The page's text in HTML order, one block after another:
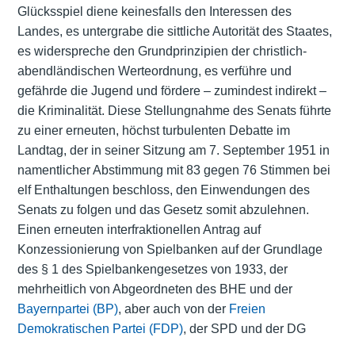
Glücksspiel diene keinesfalls den Interessen des
Landes, es untergrabe die sittliche Autorität des Staates,
es widerspreche den Grundprinzipien der christlich-
abendländischen Werteordnung, es verführe und
gefährde die Jugend und fördere – zumindest indirekt –
die Kriminalität. Diese Stellungnahme des Senats führte
zu einer erneuten, höchst turbulenten Debatte im
Landtag, der in seiner Sitzung am 7. September 1951 in
namentlicher Abstimmung mit 83 gegen 76 Stimmen bei
elf Enthaltungen beschloss, den Einwendungen des
Senats zu folgen und das Gesetz somit abzulehnen.
Einen erneuten interfraktionellen Antrag auf
Konzessionierung von Spielbanken auf der Grundlage
des § 1 des Spielbankengesetzes von 1933, der
mehrheitlich von Abgeordneten des BHE und der
Bayernpartei (BP), aber auch von der Freien
Demokratischen Partei (FDP), der SPD und der DG